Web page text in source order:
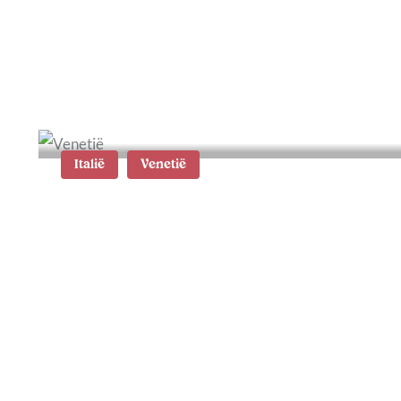
Italië Venetië